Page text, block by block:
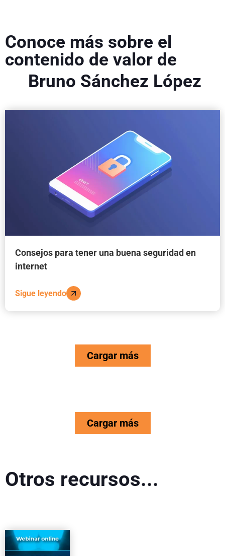
Conoce más sobre el
contenido de valor de
Bruno Sánchez López
Consejos para tener una buena seguridad en
internet
Sigue leyendo
Cargar más
Cargar más
Otros recursos...